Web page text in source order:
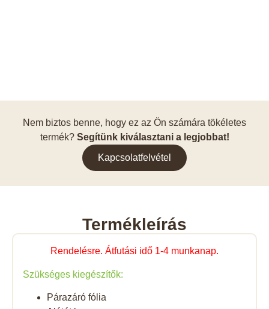
Nem biztos benne, hogy ez az Ön számára tökéletes
termék? Segítünk kiválasztani a legjobbat!
Kapcsolatfelvétel
Termékleírás
Rendelésre. Átfutási idő 1-4 munkanap.
Szükséges kiegészítők:
Párazáró fólia